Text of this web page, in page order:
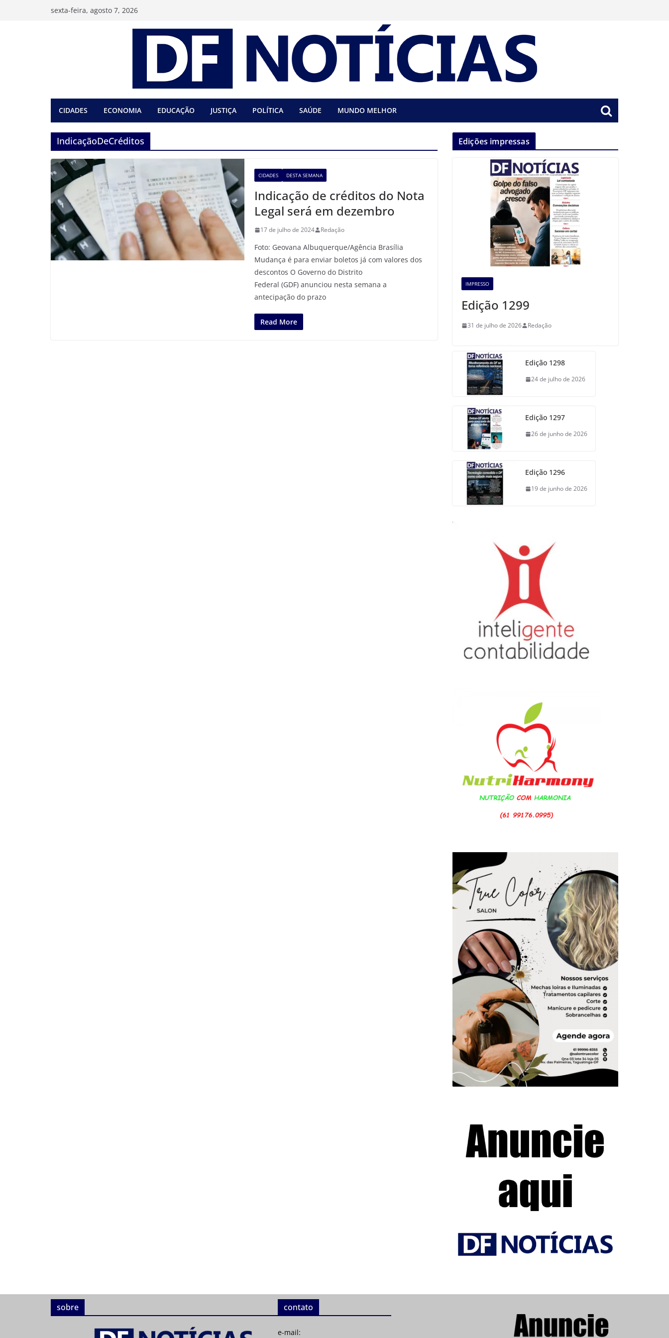
sexta-feira, agosto 7, 2026
CIDADES ECONOMIA EDUCAÇÃO JUSTIÇA POLÍTICA SAÚDE MUNDO MELHOR
IndicaçãoDeCréditos
CIDADES DESTA SEMANA
Indicação de créditos do Nota
Legal será em dezembro
17 de julho de 2024 Redação
Foto: Geovana Albuquerque/Agência Brasília
Mudança é para enviar boletos já com valores dos
descontos O Governo do Distrito
Federal (GDF) anunciou nesta semana a
antecipação do prazo
Read More
Edições impressas
IMPRESSO
Edição 1299
31 de julho de 2026 Redação
Edição 1298
24 de julho de 2026
Edição 1297
26 de junho de 2026
Edição 1296
19 de junho de 2026
sobre contato
e-mail: